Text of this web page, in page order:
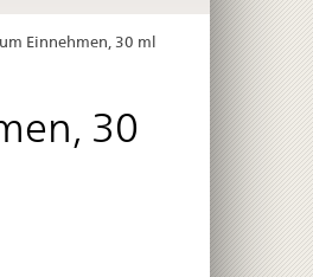
Einnehmen, 30 ml
30